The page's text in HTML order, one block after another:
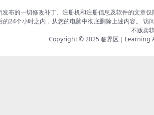
布的一切修改补丁、注册机和注册信息及软件的文章
24个小时之内，从您的电脑中彻底删除上述内容。
不贩卖
Copyright © 2025临界区｜Learning